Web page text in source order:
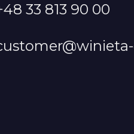
33 813 90 00